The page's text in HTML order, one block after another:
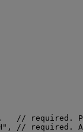
,
// required.
" ,
// required.